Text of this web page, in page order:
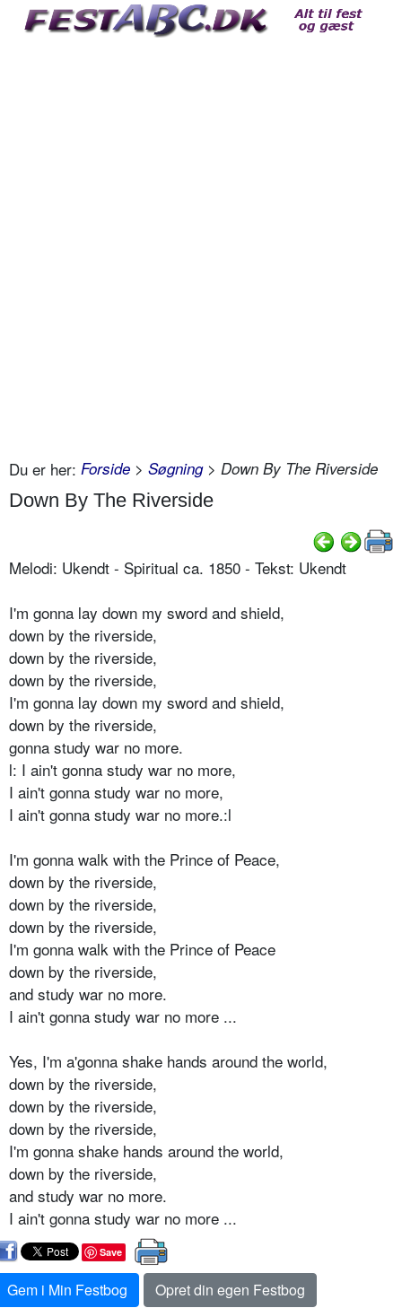
Du er her: Forside > Søgning> Down By The Riverside
Down By The Riverside
Melodi: Ukendt - Spiritual ca. 1850 - Tekst: Ukendt
I'm gonna lay down my sword and shield,
down by the riverside,
down by the riverside,
down by the riverside,
I'm gonna lay down my sword and shield,
down by the riverside,
gonna study war no more.
l: I ain't gonna study war no more,
I ain't gonna study war no more,
I ain't gonna study war no more.:l
I'm gonna walk with the Prince of Peace,
down by the riverside,
down by the riverside,
down by the riverside,
I'm gonna walk with the Prince of Peace
down by the riverside,
and study war no more.
I ain't gonna study war no more ...
Yes, I'm a'gonna shake hands around the world,
down by the riverside,
down by the riverside,
down by the riverside,
I'm gonna shake hands around the world,
down by the riverside,
and study war no more.
I ain't gonna study war no more ...
Save
Gem i Min Festbog
Opret din egen Festbog